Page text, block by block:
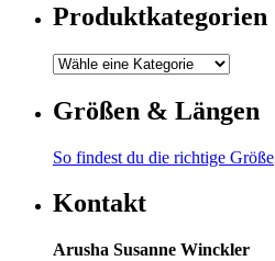
Produktkategorien
Größen & Längen
So findest du die richtige Größe
Kontakt
Arusha Susanne Winckler